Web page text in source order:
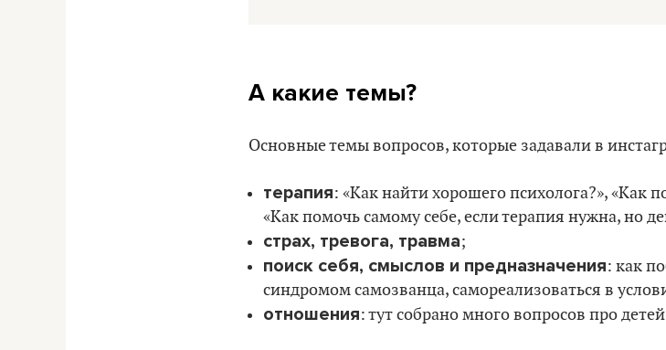
А какие темы?
Основные темы вопросов, которые задавали в
терапия: «Как найти хорошего психолога?», «Как
«Как помочь самому себе, если терапия нужна, но
страх, тревога, травма;
поиск себя, смыслов и предназначения: как
синдромом самозванца, самореализоваться в
отношения: тут собрано много вопросов про